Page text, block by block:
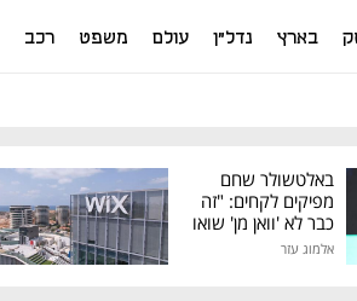
בארץ נדל"ן עולם משפט רכב
באלטשולר שחם
מפיקים לקחים: "זה
כבר לא 'וואן מן' שואו
של גילעד"
אלמוג עזר